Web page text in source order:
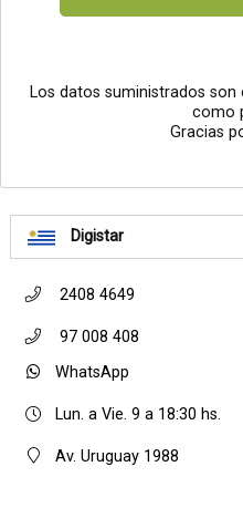
Digistar
2408 4649
97 008 408
WhatsApp
Lun. a Vie. 9 a 18:30 hs.
Av. Uruguay 1988
Los datos suministrados
como
Gracias